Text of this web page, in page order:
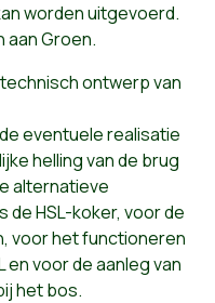
worden uitgevoerd.
aan Groen.
ontwerp van
eventuele realisatie
helling van de brug
alternatieve
HSL-koker, voor de
voor het functioneren
en voor de aanleg van
het bos.